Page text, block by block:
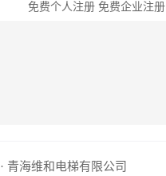
免费个人注册 免费企业注册
· 青海维和电梯有限公司